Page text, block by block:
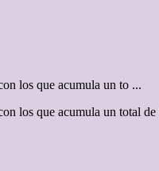
los que acumula un to ...
los que acumula un total